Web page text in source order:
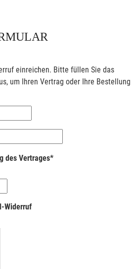
einreichen. Bitte füllen Sie das
um Ihren Vertrag oder Ihre Bestellung
des Vertrages*
Widerruf